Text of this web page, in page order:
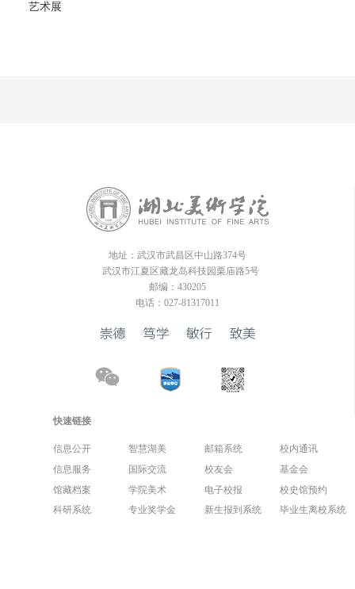
艺术展
地址：武汉市武昌区中山路374号
武汉市江夏区藏龙岛科技园栗庙路5号
邮编：430205
电话：027-81317011
快速链接
信息公开 智慧湖美 邮箱系统
校内通讯
信息服务
国际交流 校友会
基金会
馆藏档案
学院美术 电子校报
校史馆预约
科研系统
专业奖学金 新生报到系统 毕业生离校系统